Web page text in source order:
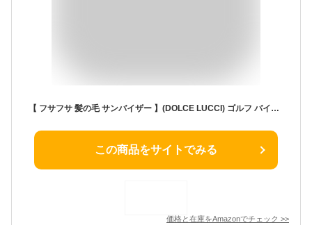
【 フサフサ 髪の毛 サンバイザー 】(DOLCE LUCCI) ゴルフ バイザー フレアー ウィッグ 付 ヘアー ハゲ かつら 釣り アウトドア プレゼント はげ隠し ジョークグッズ (ネイビー(ロゴ)×ブラウン)
この商品をサイトでみる
価格と在庫をAmazonでチェック >>